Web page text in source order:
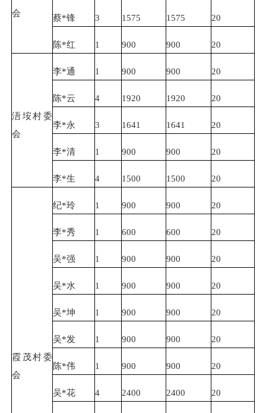
会
蔡*锋 3 1575 1575 20
陈*红 1 900 900 20
浯垵村委
会
李*通 1 900 900 20
陈*云 4 1920 1920 20
李*永 3 1641 1641 20
李*清 1 900 900 20
李*生 4 1500 1500 20
霞茂村委
会
纪*玲 1 900 900 20
李*秀 1 600 600 20
吴*强 1 900 900 20
吴*水 1 900 900 20
吴*坤 1 900 900 20
吴*发 1 900 900 20
陈*伟 1 900 900 20
吴*花 4 2400 2400 20